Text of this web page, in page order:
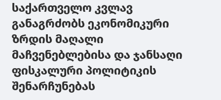
საქართველო კვლავ
განაგრძობს ეკონომიკური
ზრდის მაღალი
მაჩვენებლებისა და ჯანსაღი
ფისკალური პოლიტიკის
შენარჩუნებას